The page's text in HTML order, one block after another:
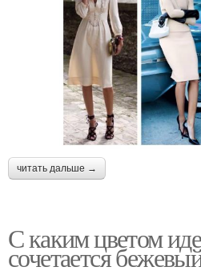
читать дальше →
С каким цветом
сочетается